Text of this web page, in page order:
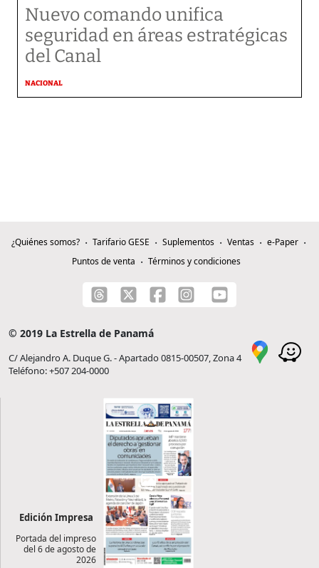
Nuevo comando unifica
seguridad en áreas estratégicas
del Canal
NACIONAL
¿Quiénes somos? Tarifario GESE Suplementos Ventas
e-Paper
Puntos de venta
Términos y condiciones
© 2019 La Estrella de Panamá
C/ Alejandro A. Duque G. - Apartado 0815-00507, Zona 4
Teléfono: +507 204-0000
Edición Impresa
Portada del impreso
del 6 de agosto de
2026